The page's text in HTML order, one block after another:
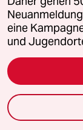
Wird
die
S
eine
und